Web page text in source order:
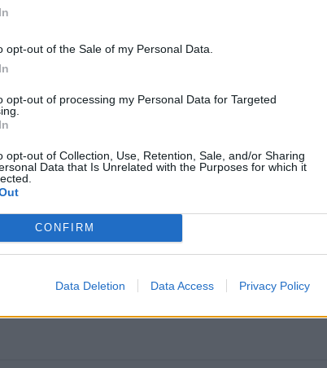
opt-out of the Sale of my Personal Data.
opt-out of processing my Personal Data for Targeted
opt-out of Collection, Use, Retention, Sale, and/or Sharing
Data that Is Unrelated with the Purposes for which it
CONFIRM
Data Deletion Data Access Privacy Policy
vem para Portugal em 2025
Firefly